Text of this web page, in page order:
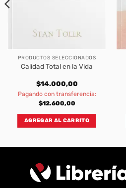
PRODUCTOS SELECCIONADOS
Calidad Total en la Vida
$14.000,00
Pagando con transferencia:
$12.600,00
AGREGAR AL CARRITO